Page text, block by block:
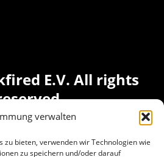
verwalten
zu bieten, verwenden wir Technologien wie
zu speichern und/oder darauf
E.V. All rights